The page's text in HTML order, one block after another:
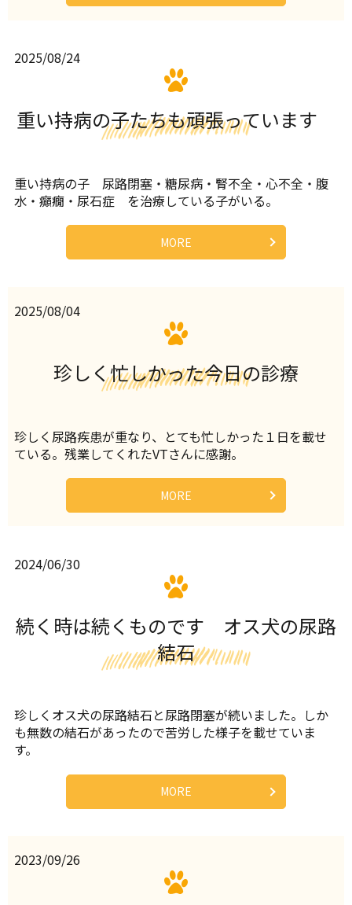
2025/08/24
重い持病の子たちも頑張っています
重い持病の子 尿路閉塞・糖尿病・腎不全・心不全・腹
水・癲癇・尿石症 を治療している子がいる。
MORE
2025/08/04
珍しく忙しかった今日の診療
珍しく尿路疾患が重なり、とても忙しかった１日を載せ
ている。残業してくれたVTさんに感謝。
MORE
2024/06/30
続く時は続くものです オス犬の尿路
結石
珍しくオス犬の尿路結石と尿路閉塞が続いました。しか
も無数の結石があったので苦労した様子を載せていま
す。
MORE
2023/09/26